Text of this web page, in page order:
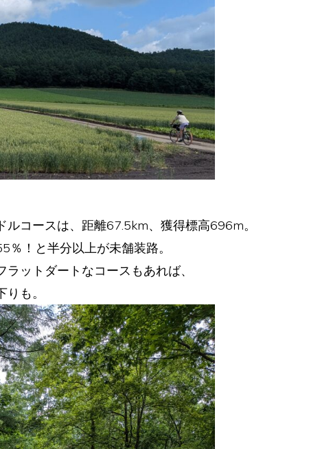
ルコースは、距離67.5km、獲得標高696m。
％！と半分以上が未舗装路。
ットダートなコースもあれば、
も。